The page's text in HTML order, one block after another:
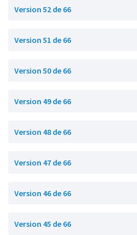
Version 52 de 66
Version 51 de 66
Version 50 de 66
Version 49 de 66
Version 48 de 66
Version 47 de 66
Version 46 de 66
Version 45 de 66